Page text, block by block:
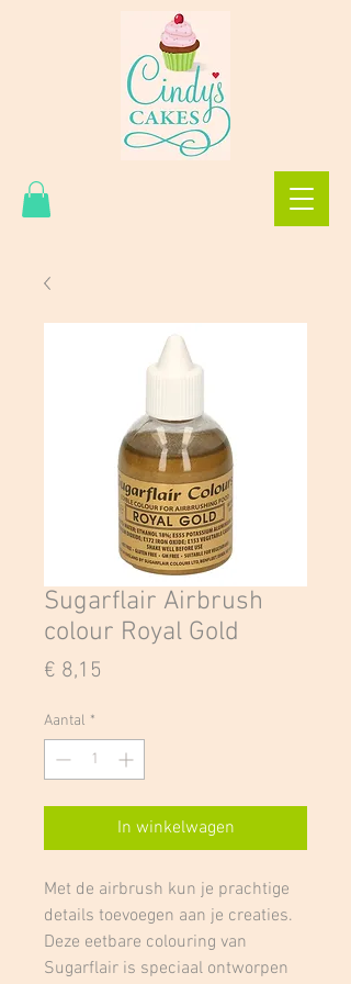
Sugarflair Airbrush
colour Royal Gold
€ 8,15
Aantal *
In winkelwagen
Met de airbrush kun je prachtige
details toevoegen aan je creaties.
Deze eetbare colouring van
Sugarflair is speciaal ontworpen